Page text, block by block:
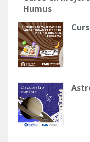
Humus